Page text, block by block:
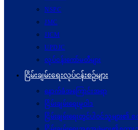
NSPC
JMC
JICM
UPDJC
လုပ်ငန်းကော်မတီများ
ငြိမ်းချမ်းရေးလုပ်ငန်းစဉ်များ
နောက်ခံအကြောင်းအရာ
ငြိမ်းချမ်းရေးမူဝါဒ
ငြိမ်းချမ်းရေးတွင်ပါဝင်သူများ၏ စ